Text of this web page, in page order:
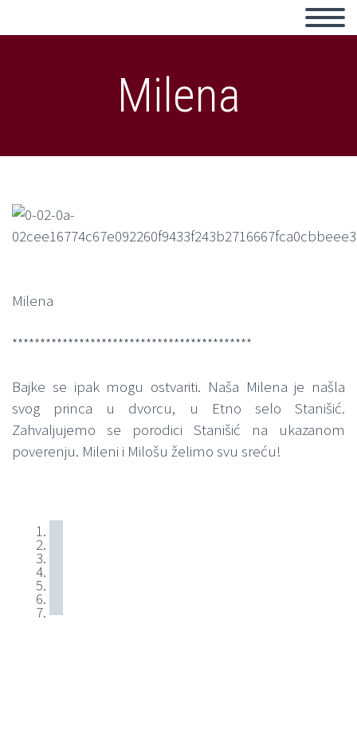
Milena
Milena
*******************************************
Bajke se ipak mogu ostvariti. Naša Milena je našla
svog princa u dvorcu, u Etno selo Stanišić.
Zahvaljujemo se porodici Stanišić na ukazanom
poverenju. Mileni i Milošu želimo svu sreću!